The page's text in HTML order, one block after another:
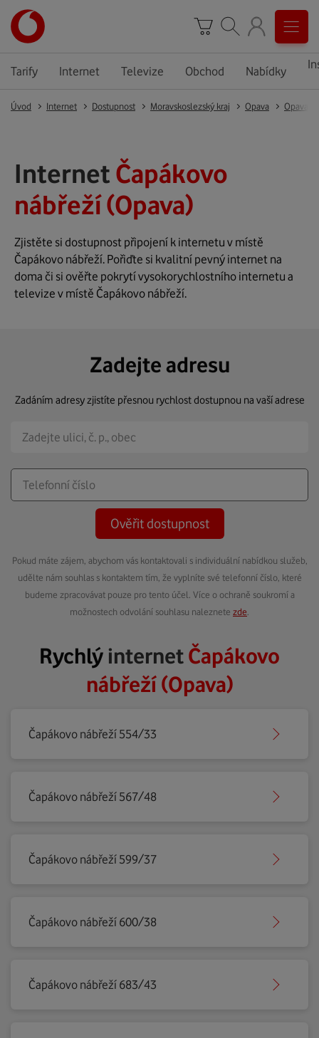
Tarify Internet Televize Obchod Nabídky
Úvod Internet Dostupnost Moravskoslezský kraj Opava Opava
Internet Čapákovo
nábřeží (Opava)
Zjistěte si dostupnost připojení k internetu v místě
Čapákovo nábřeží. Pořiďte si kvalitní pevný internet na
doma či si ověřte pokrytí vysokorychlostního internetu a
televize v místě Čapákovo nábřeží.
Zadejte adresu
Zadáním adresy zjistíte přesnou rychlost dostupnou na vaší adrese
Ověřit dostupnost
Pokud máte zájem, abychom vás kontaktovali s individuální nabídkou služeb,
udělte nám souhlas s kontaktem tím, že vyplníte své telefonní číslo, které
budeme zpracovávat pouze pro tento účel. Více o ochraně soukromí a
možnostech odvolání souhlasu naleznete zde
RychlýinternetČapákovo
nábřeží (Opava)
Čapákovo nábřeží 554/33
Čapákovo nábřeží 567/48
Čapákovo nábřeží 599/37
Čapákovo nábřeží 600/38
Čapákovo nábřeží 683/43